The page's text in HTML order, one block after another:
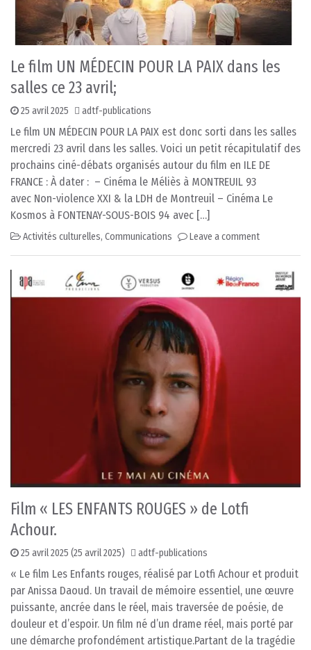
Le film UN MÉDECIN POUR LA PAIX dans les
salles ce 23 avril;
25 avril 2025 adtf-publications
Le film UN MÉDECIN POUR LA PAIX est donc sorti dans les salles
mercredi 23 avril dans les salles. Voici un petit récapitulatif des
prochains ciné-débats organisés autour du film en ILE DE
FRANCE : À dater : – Cinéma le Méliès à MONTREUIL 93
avec Non-violence XXI & la LDH de Montreuil – Cinéma Le
Kosmos à FONTENAY-SOUS-BOIS 94 avec […]
Activités culturelles, Communications Leave a comment
Film « LES ENFANTS ROUGES » de Lotfi
Achour.
25 avril 2025 (25 avril 2025) adtf-publications
« Le film Les Enfants rouges, réalisé par Lotfi Achour et produit
par Anissa Daoud. Un travail de mémoire essentiel, une œuvre
puissante, ancrée dans le réel, mais traversée de poésie, de
douleur et d’espoir. Un film né d’un drame réel, mais porté par
une démarche profondément artistique.Partant de la tragédie